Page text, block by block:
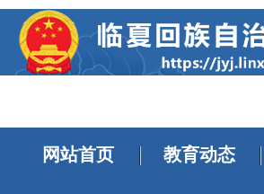
网站首页 教育动态